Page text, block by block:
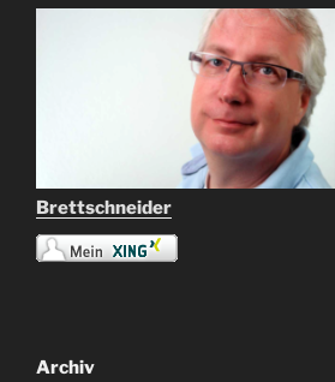
Brettschneider
Archiv